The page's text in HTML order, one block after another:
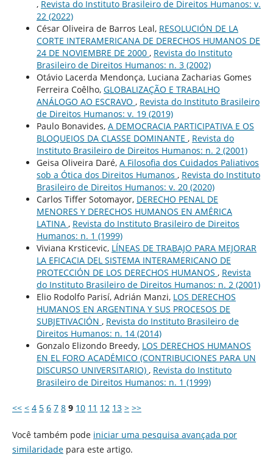
, Revista do Instituto Brasileiro de Direitos Humanos: v.
22 (2022)
César Oliveira de Barros Leal, RESOLUCIÓN DE LA
CORTE INTERAMERICANA DE DERECHOS HUMANOS DE
24 DE NOVIEMBRE DE 2000 , Revista do Instituto
Brasileiro de Direitos Humanos: n. 3 (2002)
Otávio Lacerda Mendonça, Luciana Zacharias Gomes
Ferreira Coêlho, GLOBALIZAÇÃO E TRABALHO
ANÁLOGO AO ESCRAVO , Revista do Instituto Brasileiro
de Direitos Humanos: v. 19 (2019)
Paulo Bonavides, A DEMOCRACIA PARTICIPATIVA E OS
BLOQUEIOS DA CLASSE DOMINANTE , Revista do
Instituto Brasileiro de Direitos Humanos: n. 2 (2001)
Geisa Oliveira Daré, A Filosofia dos Cuidados Paliativos
sob a Ótica dos Direitos Humanos , Revista do Instituto
Brasileiro de Direitos Humanos: v. 20 (2020)
Carlos Tiffer Sotomayor, DERECHO PENAL DE
MENORES Y DERECHOS HUMANOS EN AMÉRICA
LATINA , Revista do Instituto Brasileiro de Direitos
Humanos: n. 1 (1999)
Viviana Krsticevic, LÍNEAS DE TRABAJO PARA MEJORAR
LA EFICACIA DEL SISTEMA INTERAMERICANO DE
PROTECCIÓN DE LOS DERECHOS HUMANOS , Revista
do Instituto Brasileiro de Direitos Humanos: n. 2 (2001)
Elio Rodolfo Parisí, Adrián Manzi, LOS DERECHOS
HUMANOS EN ARGENTINA Y SUS PROCESOS DE
SUBJETIVACIÓN , Revista do Instituto Brasileiro de
Direitos Humanos: n. 14 (2014)
Gonzalo Elizondo Breedy, LOS DERECHOS HUMANOS
EN EL FORO ACADÉMICO (CONTRIBUCIONES PARA UN
DISCURSO UNIVERSITARIO) , Revista do Instituto
Brasileiro de Direitos Humanos: n. 1 (1999)
<< < 4 5 6 7 8 9 10 11 12 13 > >>
Você também pode iniciar uma pesquisa avançada por
similaridadepara este artigo.